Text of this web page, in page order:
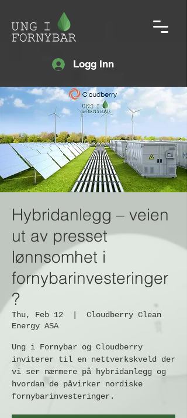
Logg Inn
Hybridanlegg – veien
ut av presset
lønnsomhet i
fornybarinvesteringer
?
Thu, Feb 12
Cloudberry Clean
Energy ASA
Ung i Fornybar og Cloudberry
inviterer til en nettverkskveld der
vi ser nærmere på hybridanlegg og
hvordan de påvirker nordiske
fornybarinvesteringer.